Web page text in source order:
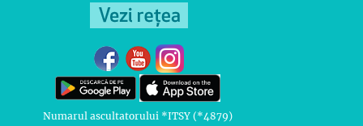
Numarul ascultatorului *ITSY (*4879)